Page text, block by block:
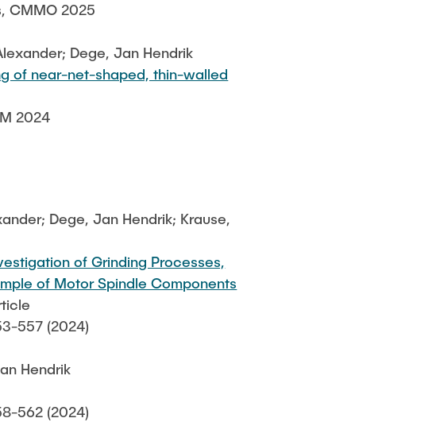
CMMO 2025
Dege, Jan Hendrik
of near-net-shaped, thin-walled
2024
Dege, Jan Hendrik; Krause,
of Grinding Processes,
of Motor Spindle Components
557 (2024)
Hendrik
562 (2024)